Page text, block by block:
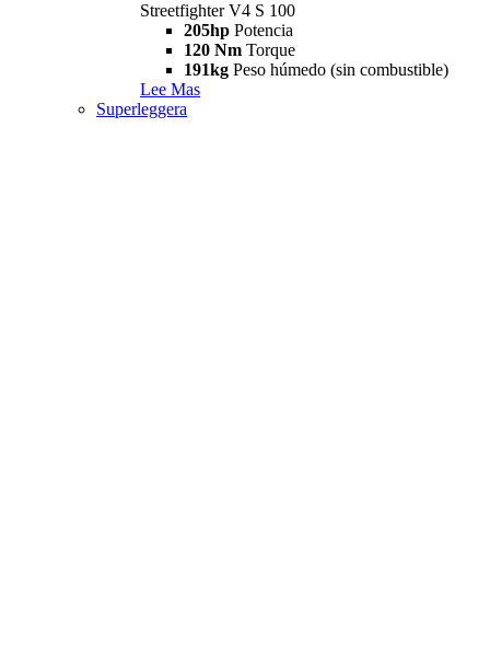
Streetfighter V4 S 100
205hp Potencia
120 Nm Torque
191kg Peso húmedo (sin combustible)
Lee Mas
Superleggera